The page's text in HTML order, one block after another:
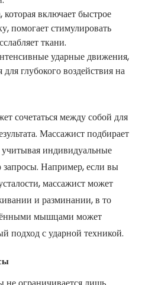
включает быстрое
помогает стимулировать
ткани.
ударные движения,
глубокого воздействия на
сочетаться между собой для
Массажист подбирает
индивидуальные
запросы. Например, если вы
массажист может
и разминании, в то
мышцами может
подход с ударной техникой.